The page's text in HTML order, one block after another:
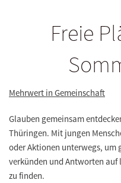
Freie
Mehrwert in Gemeinschaft
Glauben gemeinsam
Thüringen. Mit jungen
oder Aktionen unterwegs, um
verkünden und Antworten auf
zu finden.